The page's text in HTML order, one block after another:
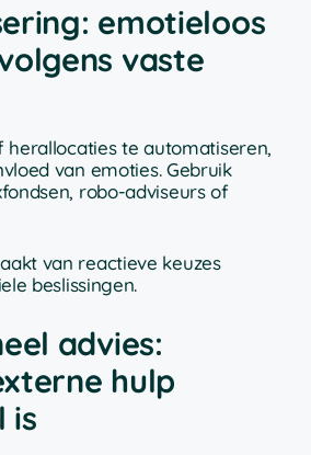
emotieloos
vaste
herallocaties te automatiseren,
van emoties. Gebruik
robo-adviseurs of
van reactieve keuzes
beslissingen.
advies:
hulp
is